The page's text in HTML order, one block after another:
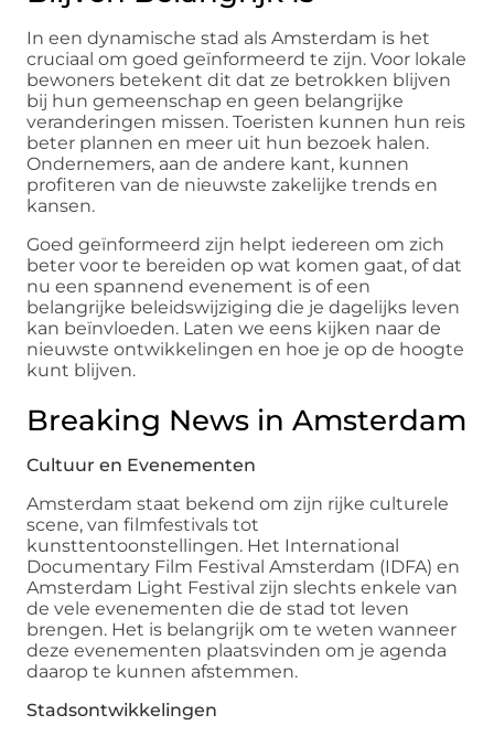
In een dynamische stad als Amsterdam is het
cruciaal om goed geïnformeerd te zijn. Voor lokale
bewoners betekent dit dat ze betrokken blijven
bij hun gemeenschap en geen belangrijke
veranderingen missen. Toeristen kunnen hun reis
beter plannen en meer uit hun bezoek halen.
Ondernemers, aan de andere kant, kunnen
profiteren van de nieuwste zakelijke trends en
kansen.
Goed geïnformeerd zijn helpt iedereen om zich
beter voor te bereiden op wat komen gaat, of dat
nu een spannend evenement is of een
belangrijke beleidswijziging die je dagelijks leven
kan beïnvloeden. Laten we eens kijken naar de
nieuwste ontwikkelingen en hoe je op de hoogte
kunt blijven.
Breaking News in Amsterdam
Cultuur en Evenementen
Amsterdam staat bekend om zijn rijke culturele
scene, van filmfestivals tot
kunsttentoonstellingen. Het International
Documentary Film Festival Amsterdam (IDFA) en
Amsterdam Light Festival zijn slechts enkele van
de vele evenementen die de stad tot leven
brengen. Het is belangrijk om te weten wanneer
deze evenementen plaatsvinden om je agenda
daarop te kunnen afstemmen.
Stadsontwikkelingen